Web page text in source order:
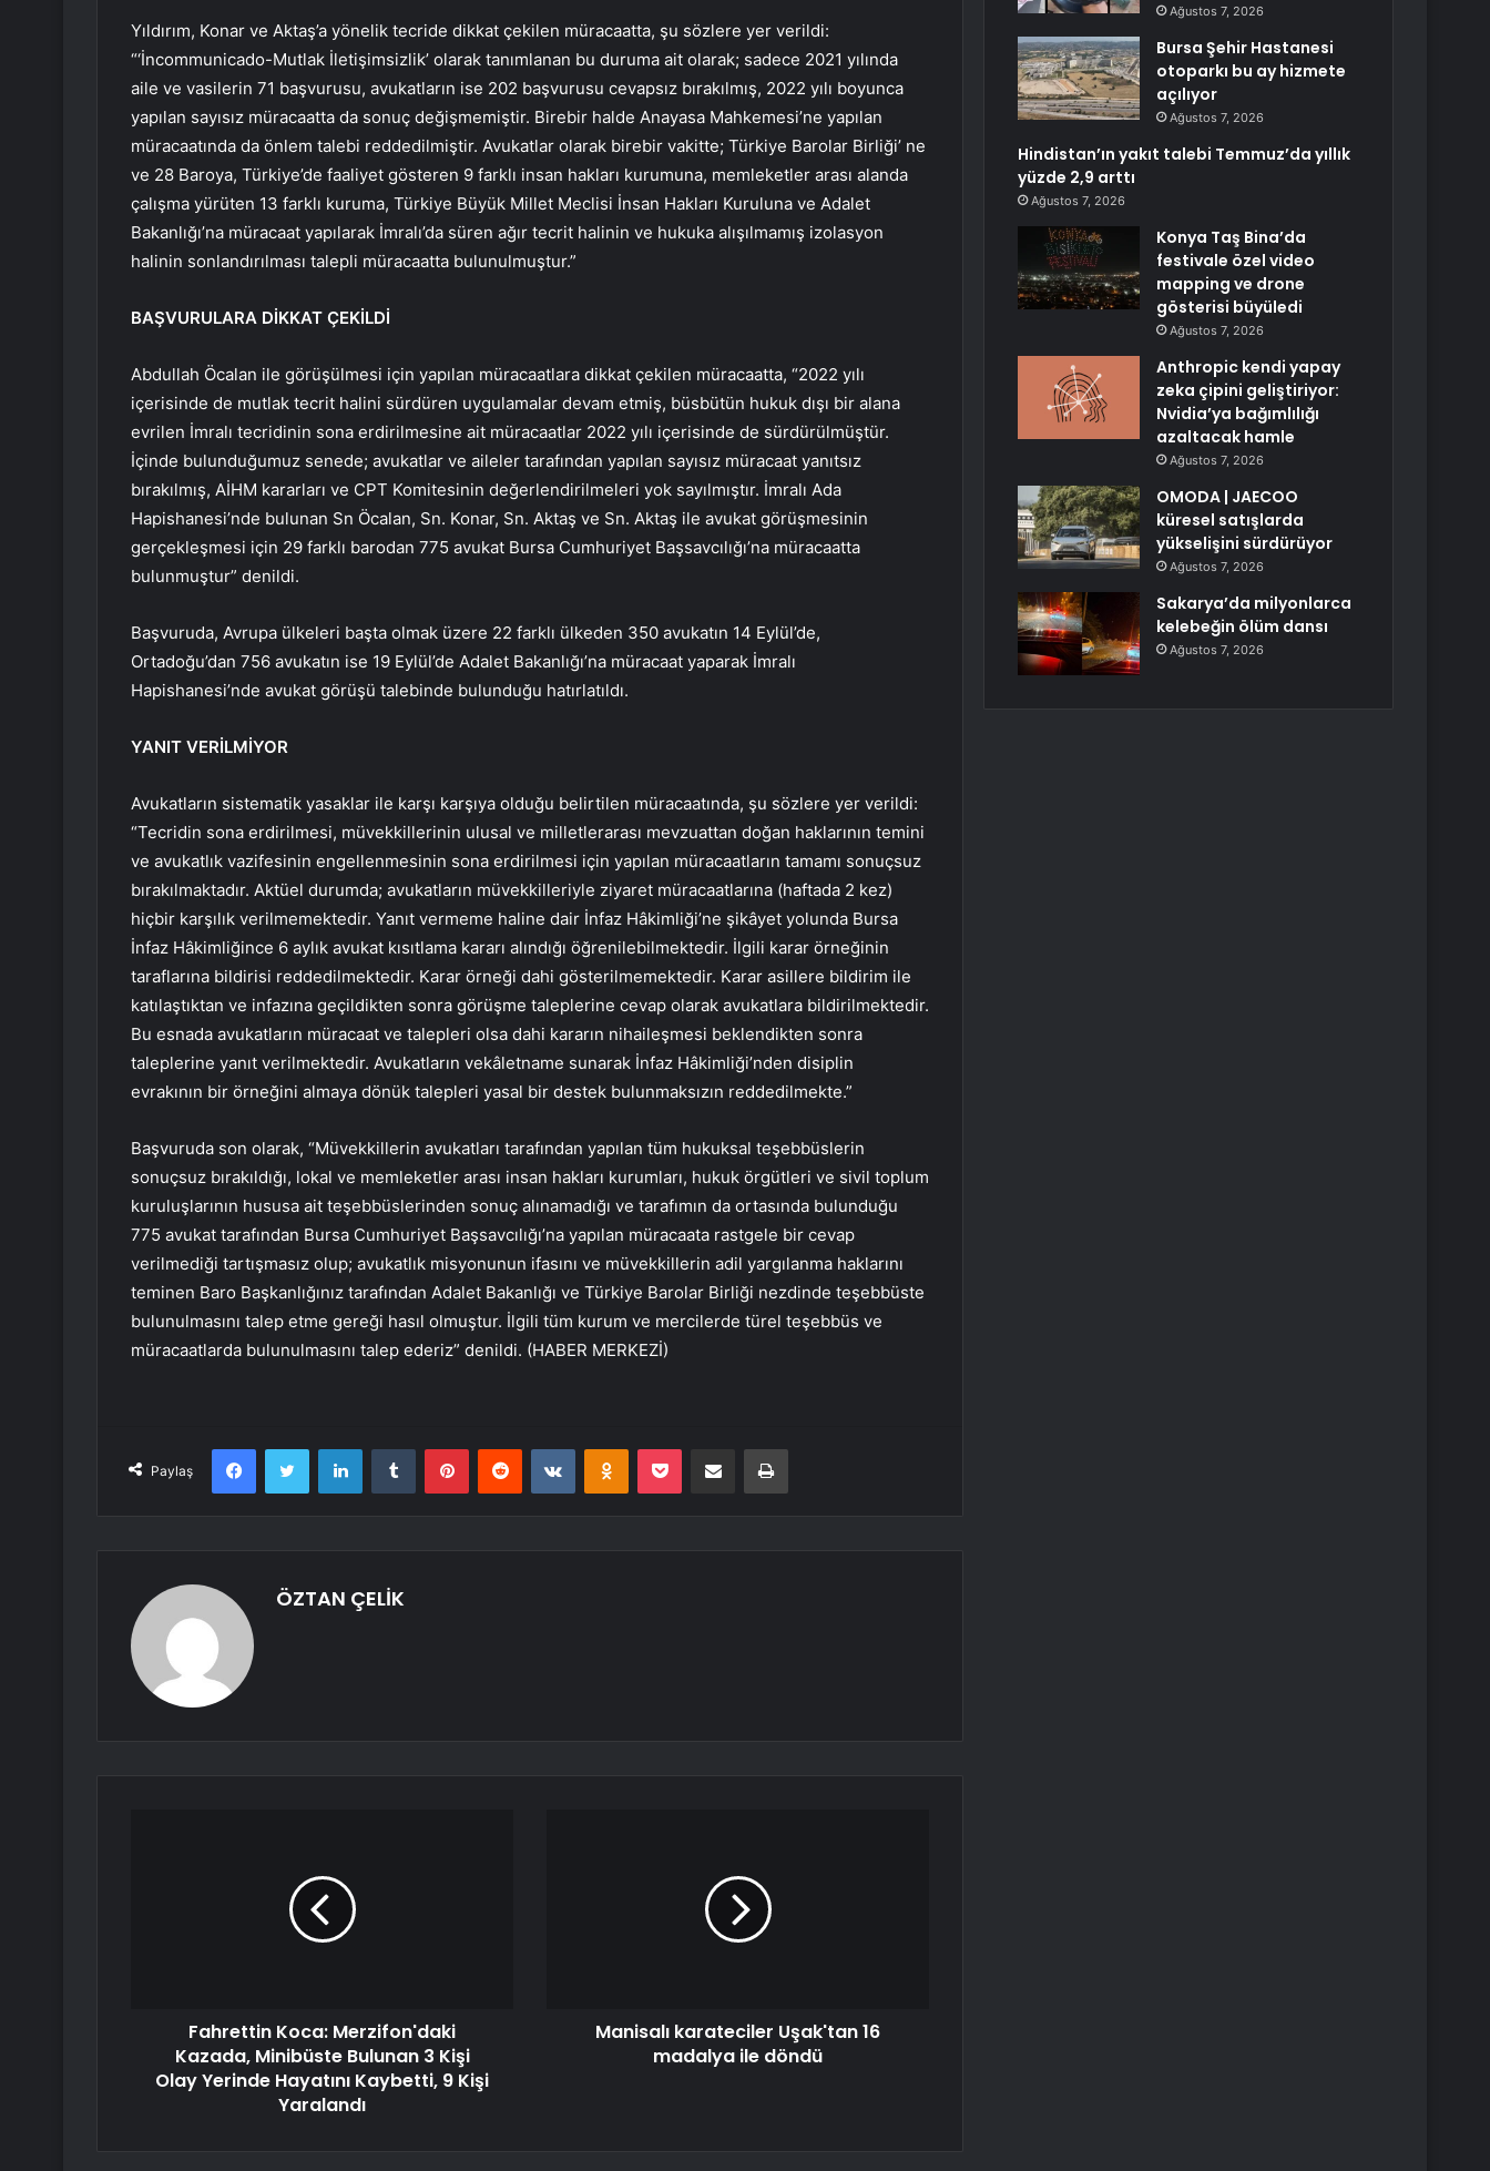
Yıldırım, Konar ve Aktaş’a yönelik tecride dikkat çekilen müracaatta, şu sözlere yer verildi:
“‘İncommunicado-Mutlak İletişimsizlik’ olarak tanımlanan bu duruma ait olarak; sadece 2021 yılında
aile ve vasilerin 71 başvurusu, avukatların ise 202 başvurusu cevapsız bırakılmış, 2022 yılı boyunca
yapılan sayısız müracaatta da sonuç değişmemiştir. Birebir halde Anayasa Mahkemesi’ne yapılan
müracaatında da önlem talebi reddedilmiştir. Avukatlar olarak birebir vakitte; Türkiye Barolar Birliği’ ne
ve 28 Baroya, Türkiye’de faaliyet gösteren 9 farklı insan hakları kurumuna, memleketler arası alanda
çalışma yürüten 13 farklı kuruma, Türkiye Büyük Millet Meclisi İnsan Hakları Kuruluna ve Adalet
Bakanlığı’na müracaat yapılarak İmralı’da süren ağır tecrit halinin ve hukuka alışılmamış izolasyon
halinin sonlandırılması talepli müracaatta bulunulmuştur.”
BAŞVURULARA DİKKAT ÇEKİLDİ
Abdullah Öcalan ile görüşülmesi için yapılan müracaatlara dikkat çekilen müracaatta, “2022 yılı
içerisinde de mutlak tecrit halini sürdüren uygulamalar devam etmiş, büsbütün hukuk dışı bir alana
evrilen İmralı tecridinin sona erdirilmesine ait müracaatlar 2022 yılı içerisinde de sürdürülmüştür.
İçinde bulunduğumuz senede; avukatlar ve aileler tarafından yapılan sayısız müracaat yanıtsız
bırakılmış, AİHM kararları ve CPT Komitesinin değerlendirilmeleri yok sayılmıştır. İmralı Ada
Hapishanesi’nde bulunan Sn Öcalan, Sn. Konar, Sn. Aktaş ve Sn. Aktaş ile avukat görüşmesinin
gerçekleşmesi için 29 farklı barodan 775 avukat Bursa Cumhuriyet Başsavcılığı’na müracaatta
bulunmuştur” denildi.
Başvuruda, Avrupa ülkeleri başta olmak üzere 22 farklı ülkeden 350 avukatın 14 Eylül’de,
Ortadoğu’dan 756 avukatın ise 19 Eylül’de Adalet Bakanlığı’na müracaat yaparak İmralı
Hapishanesi’nde avukat görüşü talebinde bulunduğu hatırlatıldı.
YANIT VERİLMİYOR
Avukatların sistematik yasaklar ile karşı karşıya olduğu belirtilen müracaatında, şu sözlere yer verildi:
“Tecridin sona erdirilmesi, müvekkillerinin ulusal ve milletlerarası mevzuattan doğan haklarının temini
ve avukatlık vazifesinin engellenmesinin sona erdirilmesi için yapılan müracaatların tamamı sonuçsuz
bırakılmaktadır. Aktüel durumda; avukatların müvekkilleriyle ziyaret müracaatlarına (haftada 2 kez)
hiçbir karşılık verilmemektedir. Yanıt vermeme haline dair İnfaz Hâkimliği’ne şikâyet yolunda Bursa
İnfaz Hâkimliğince 6 aylık avukat kısıtlama kararı alındığı öğrenilebilmektedir. İlgili karar örneğinin
taraflarına bildirisi reddedilmektedir. Karar örneği dahi gösterilmemektedir. Karar asillere bildirim ile
katılaştıktan ve infazına geçildikten sonra görüşme taleplerine cevap olarak avukatlara bildirilmektedir.
Bu esnada avukatların müracaat ve talepleri olsa dahi kararın nihaileşmesi beklendikten sonra
taleplerine yanıt verilmektedir. Avukatların vekâletname sunarak İnfaz Hâkimliği’nden disiplin
evrakının bir örneğini almaya dönük talepleri yasal bir destek bulunmaksızın reddedilmekte.”
Başvuruda son olarak, “Müvekkillerin avukatları tarafından yapılan tüm hukuksal teşebbüslerin
sonuçsuz bırakıldığı, lokal ve memleketler arası insan hakları kurumları, hukuk örgütleri ve sivil toplum
kuruluşlarının hususa ait teşebbüslerinden sonuç alınamadığı ve tarafımın da ortasında bulunduğu
775 avukat tarafından Bursa Cumhuriyet Başsavcılığı’na yapılan müracaata rastgele bir cevap
verilmediği tartışmasız olup; avukatlık misyonunun ifasını ve müvekkillerin adil yargılanma haklarını
teminen Baro Başkanlığınız tarafından Adalet Bakanlığı ve Türkiye Barolar Birliği nezdinde teşebbüste
bulunulmasını talep etme gereği hasıl olmuştur. İlgili tüm kurum ve mercilerde türel teşebbüs ve
müracaatlarda bulunulmasını talep ederiz” denildi. (HABER MERKEZİ)
Paylaş
FacebookTwitter LinkedInTumblr PinterestReddit VKontakteOdnoklassniki
Pocket E-Posta ile paylaş Yazdır
ÖZTAN ÇELİK
Fahrettin Koca: Merzifon'daki
Kazada, Minibüste Bulunan 3 Kişi
Olay Yerinde Hayatını Kaybetti, 9 Kişi
Yaralandı
Manisalı karateciler Uşak'tan 16
madalya ile döndü
Ağustos 7, 2026
Bursa Şehir Hastanesi
otoparkı bu ay hizmete
açılıyor
Ağustos 7, 2026
Hindistan’ın yakıt talebi Temmuz’da yıllık
yüzde 2,9 arttı
Ağustos 7, 2026
Konya Taş Bina’da
festivale özel video
mapping ve drone
gösterisi büyüledi
Ağustos 7, 2026
Anthropic kendi yapay
zeka çipini geliştiriyor:
Nvidia’ya bağımlılığı
azaltacak hamle
Ağustos 7, 2026
OMODA | JAECOO
küresel satışlarda
yükselişini sürdürüyor
Ağustos 7, 2026
Sakarya’da milyonlarca
kelebeğin ölüm dansı
Ağustos 7, 2026